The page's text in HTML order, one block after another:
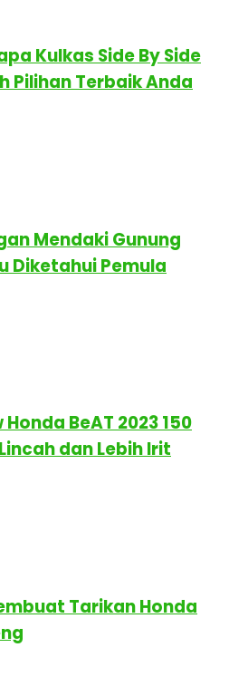
Kulkas Side By Side
Pilihan Terbaik Anda
Mendaki Gunung
Diketahui Pemula
BeAT 2023 150
dan Lebih Irit
Tarikan Honda